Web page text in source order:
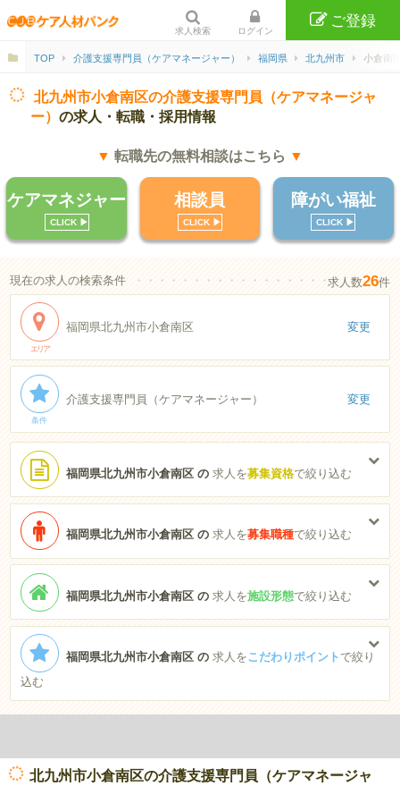
求人検索 ログイン
ご登録
TOP 介護支援専門員（ケアマネージャー） 福岡県 北九州市 小倉南
北九州市小倉南区の介護支援専門員（ケアマネージャ
ー）の求人・転職・採用情報
▼ 転職先の無料相談はこちら ▼
ケアマネジャー
CLICK ▶︎
相談員
CLICK ▶︎
障がい福祉
CLICK ▶︎
現在の求人の検索条件 ・・・・・・・・・・・・・・・・・・・・・・
求人数26件
エリア
福岡県北九州市小倉南区 変更
条件
介護支援専門員（ケアマネージャー） 変更
福岡県北九州市小倉南区 の求人を募集資格で絞り込む
福岡県北九州市小倉南区 の求人を募集職種で絞り込む
福岡県北九州市小倉南区 の求人を施設形態で絞り込む
福岡県北九州市小倉南区 の求人をこだわりポイント で絞り
込む
北九州市小倉南区の介護支援専門員（ケアマネージャ